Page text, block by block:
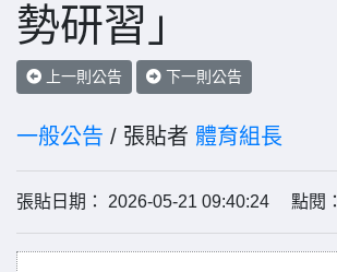
勢研習」
上一則公告 下一則公告
一般公告 / 張貼者 體育組長
張貼日期： 2026-05-21 09:40:24 點閱：